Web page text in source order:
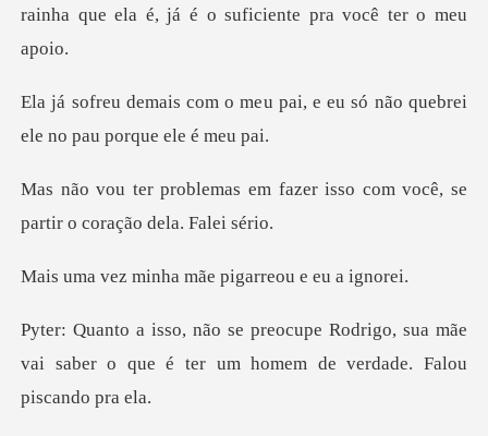
rainha que ela é, já é
u pai, e eu só não quebrei
ele
fazer isso com você, se
part
nha mãe pigarreo
odrigo, sua mãe
vai saber o que é ter um